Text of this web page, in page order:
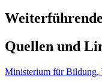
Quellen und
Ministerium für Bildung,